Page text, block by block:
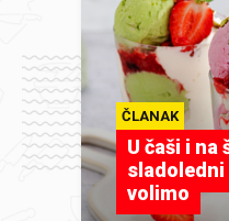
ČLANAK
U čaši i na
volimo